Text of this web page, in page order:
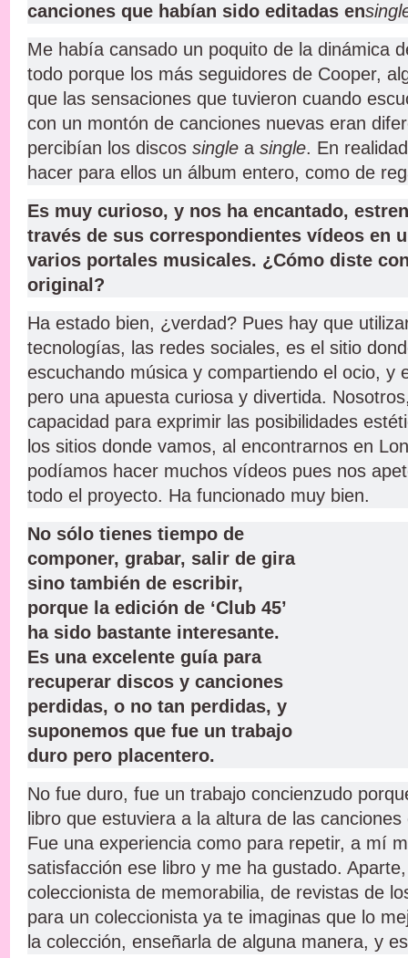
canciones que habían sido editadas en
Me había cansado un poquito de la dinámica
todo porque los más seguidores de Cooper,
que las sensaciones que tuvieron cuando
con un montón de canciones nuevas eran
percibían los discos singlea single. En
hacer para ellos un álbum entero, como de
Es muy curioso, y nos ha encantado,
través de sus correspondientes vídeos en
varios portales musicales. ¿Cómo diste
original?
Ha estado bien, ¿verdad? Pues hay que
tecnologías, las redes sociales, es el sitio
escuchando música y compartiendo el ocio, y
pero una apuesta curiosa y divertida.
capacidad para exprimir las posibilidades
los sitios donde vamos, al encontrarnos en
podíamos hacer muchos vídeos pues nos
todo el proyecto. Ha funcionado muy bien.
No sólo tienes tiempo de
componer, grabar, salir de gira
sino también de escribir,
porque la edición de ‘Club 45’
ha sido bastante interesante.
Es una excelente guía para
recuperar discos y canciones
perdidas, o no tan perdidas, y
suponemos que fue un trabajo
duro pero placentero.
No fue duro, fue un trabajo concienzudo
libro que estuviera a la altura de las
Fue una experiencia como para repetir, a mí
satisfacción ese libro y me ha gustado.
coleccionista de memorabilia, de revistas de
para un coleccionista ya te imaginas que lo
la colección, enseñarla de alguna manera, y